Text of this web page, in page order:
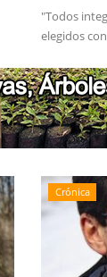
"Todos
elegidos
Crónica